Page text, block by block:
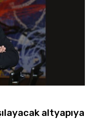
altyapıya